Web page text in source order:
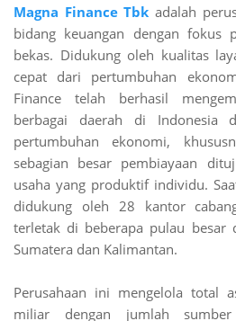
Magna Finance Tbkadalah
bidang keuangan dengan fokus
bekas. Didukung oleh kualitas
cepat dari pertumbuhan
Finance telah berhasil
berbagai daerah di Indonesia
pertumbuhan ekonomi,
sebagian besar pembiayaan
usaha yang produktif individu.
didukung oleh 28 kantor
terletak di beberapa pulau besar
Sumatera dan Kalimantan.
Perusahaan ini mengelola total
miliar dengan jumlah